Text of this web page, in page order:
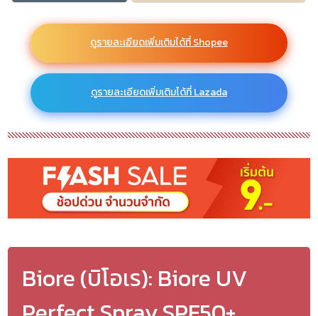
ดูรายละเอียดเพิ่มเติมได้ที่ Shopee
ดูรายละเอียดเพิ่มเติมได้ที่ Lazada
Biore (บิโอเร): Biore UV